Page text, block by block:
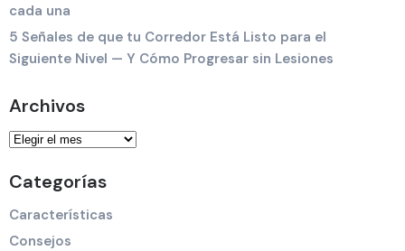
cada una
5 Señales de que tu Corredor Está Listo para el
Siguiente Nivel — Y Cómo Progresar sin Lesiones
Archivos
Categorías
Características
Consejos